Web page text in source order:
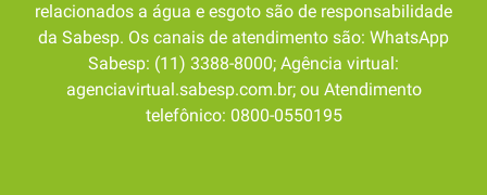
relacionados a água e esgoto são de responsabilidade
da Sabesp. Os canais de atendimento são: WhatsApp
Sabesp: (11) 3388-8000; Agência virtual:
agenciavirtual.sabesp.com.br; ou Atendimento
telefônico: 0800-0550195